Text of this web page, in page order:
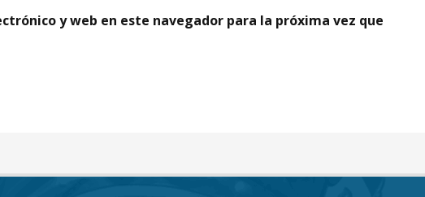
y web en este navegador para la próxima vez que